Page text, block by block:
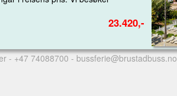
23.420,-
- +47 74088700 - bussferie@brustadbuss.no